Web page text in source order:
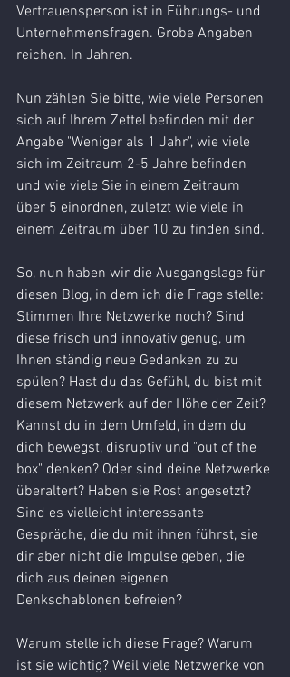
Vertrauensperson ist in Führungs- und
Unternehmensfragen. Grobe Angaben
reichen. In Jahren.
Nun zählen Sie bitte, wie viele Personen
sich auf Ihrem Zettel befinden mit der
Angabe "Weniger als 1 Jahr", wie viele
sich im Zeitraum 2-5 Jahre befinden
und wie viele Sie in einem Zeitraum
über 5 einordnen, zuletzt wie viele in
einem Zeitraum über 10 zu finden sind.
So, nun haben wir die Ausgangslage für
diesen Blog, in dem ich die Frage stelle:
Stimmen Ihre Netzwerke noch? Sind
diese frisch und innovativ genug, um
Ihnen ständig neue Gedanken zu zu
spülen? Hast du das Gefühl, du bist mit
diesem Netzwerk auf der Höhe der Zeit?
Kannst du in dem Umfeld, in dem du
dich bewegst, disruptiv und "out of the
box" denken? Oder sind deine Netzwerke
überaltert? Haben sie Rost angesetzt?
Sind es vielleicht interessante
Gespräche, die du mit ihnen führst, sie
dir aber nicht die Impulse geben, die
dich aus deinen eigenen
Denkschablonen befreien?
Warum stelle ich diese Frage? Warum
ist sie wichtig? Weil viele Netzwerke von